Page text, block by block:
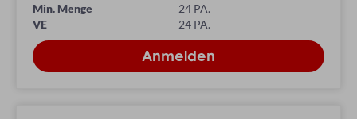
Min. Menge
24 PA.
VE
24 PA.